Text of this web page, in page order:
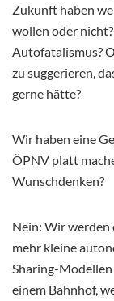
Zukunft haben
wollen oder
Autofatalismus?
zu suggerieren,
gerne hätte?
Wir haben eine
ÖPNV platt
Wunschdenken?
Nein: Wir werden
mehr kleine
Sharing-
einem Bahnhof,